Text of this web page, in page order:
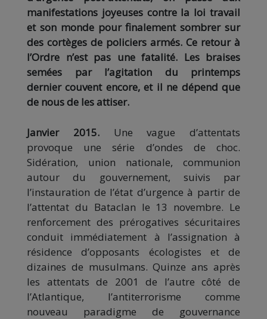
manifestations joyeuses contre la loi travail
et son monde pour finalement sombrer sur
des cortèges de policiers armés. Ce retour à
l’Ordre n’est pas une fatalité. Les braises
semées par l’agitation du printemps
dernier couvent encore, et il ne dépend que
de nous de les attiser.
Janvier 2015.Une vague d’attentats
provoque une série d’ondes de choc.
Sidération, union nationale, communion
autour du gouvernement, suivis par
l’instauration de l’état d’urgence à partir de
l’attentat du Bataclan le 13 novembre. Le
renforcement des prérogatives sécuritaires
conduit immédiatement à l’assignation à
résidence d’opposants écologistes et de
dizaines de musulmans. Quinze ans après
les attentats de 2001 de l’autre côté de
l’Atlantique, l’antiterrorisme comme
nouveau paradigme de gouvernance